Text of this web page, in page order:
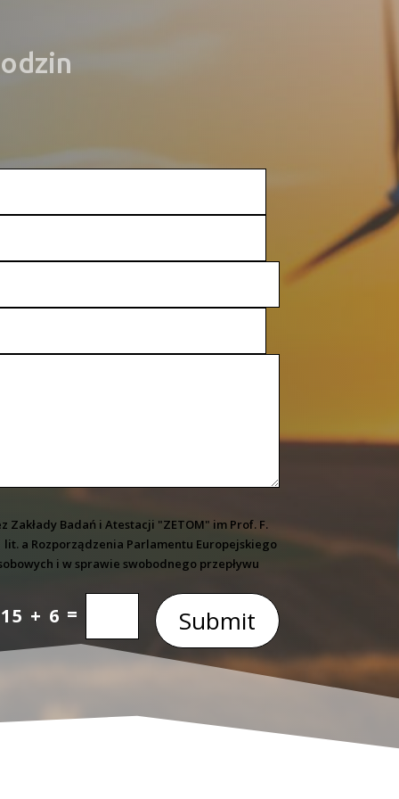
Badań i Atestacji "ZETOM" im Prof. F.
lit. a Rozporządzenia Parlamentu Europejskiego
i w sprawie swobodnego przepływu
15 + 6 = Submit